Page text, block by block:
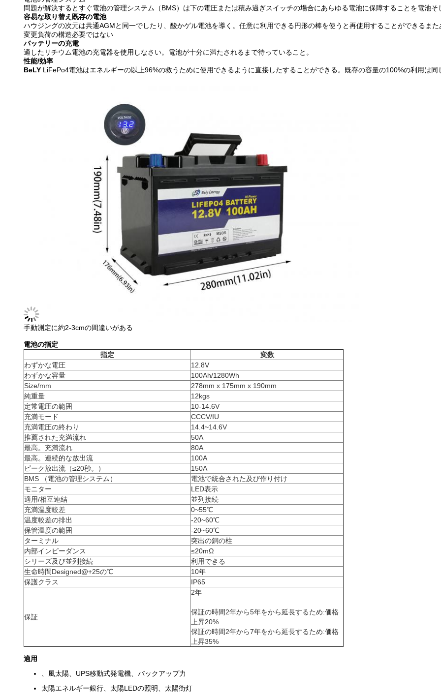
問題が解決するとすぐ電池の管理システム（BMS）は下の電圧または積み過ぎスイッチの場合にあらゆる電池に保障することを電池そ
容易な取り替え既存の電池
ハウジングの次元は共通AGMと同一でしたり、酸かゲル電池を導く。任意に利用できる円形の棒を使うと再使用することができるま
変更負荷の構造必要ではない
バッテリーの充電
適したリチウム電池の充電器を使用しなさい。電池が十分に満たされるまで待っていること。
性能/効率
BeLY LiFePo4電池はエネルギーの以上96%の救うために使用できるように直接したすることができる。既存の容量の100%の利用は同
手動測定に約2-3cmの間違いがある
電池の指定
指定
変数
わずかな電圧
12.8V
わずかな容量
100Ah/1280Wh
Size/mm
278mm x 175mm x 190mm
純重量
12kgs
定常電圧の範囲
10-14.6V
充満モード
CCCV/IU
充満電圧の終わり
14.4~14.6V
推薦された充満流れ
50A
最高。充満流れ
80A
最高。連続的な放出流
100A
ピーク放出流（≤20秒。）
150A
BMS （電池の管理システム）
電池で統合された及び作り付け
モニター
LED表示
適用/相互連結
並列接続
充満温度較差
0~55℃
温度較差の排出
-20~60℃
保管温度の範囲
-20~60℃
ターミナル
突出の銅の柱
内部インピーダンス
≤20mΩ
シリーズ及び並列接続
利用できる
生命時間Designed@+25の℃
10年
保護クラス
IP65
保証
2年
保証の時間2年から5年をから延長するため:価格
上昇20%
保証の時間2年から7年をから延長するため:価格
上昇35%
適用
、風太陽、UPS移動式発電機、バックアップ力
太陽エネルギー銀行、太陽LEDの照明、太陽街灯